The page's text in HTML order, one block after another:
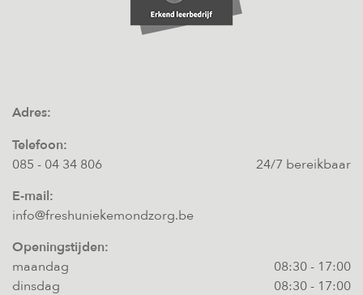
Adres:
Telefoon:
085 - 04 34 806
24/7 bereikbaar
E-mail:
info@freshuniekemondzorg.be
Openingstijden:
maandag
08:30- 17:00
dinsdag
08:30- 17:00